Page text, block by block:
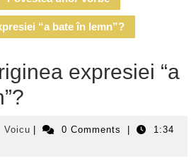
“a bate în lemn”?
expresiei “a
Voicu Voicu 0 Comments
1:34